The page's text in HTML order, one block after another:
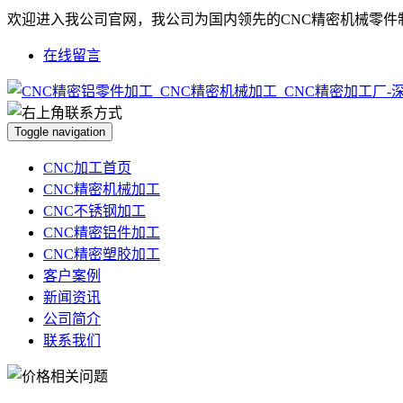
欢迎进入我公司官网，我公司为国内领先的CNC精密机械零件
在线留言
Toggle navigation
CNC加工首页
CNC精密机械加工
CNC不锈钢加工
CNC精密铝件加工
CNC精密塑胶加工
客户案例
新闻资讯
公司简介
联系我们